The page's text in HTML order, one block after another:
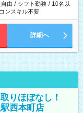
由 / シフト勤務 / 10名以
ンスキル不要
詳細へ
りほぼなし！
西本町店